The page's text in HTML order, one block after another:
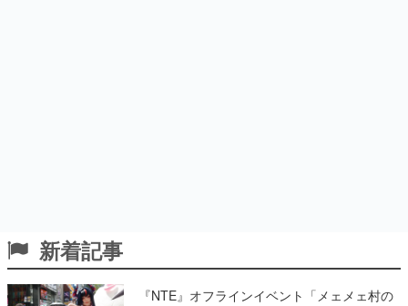
新着記事
『NTE』オフラインイベント「メェメェ村の